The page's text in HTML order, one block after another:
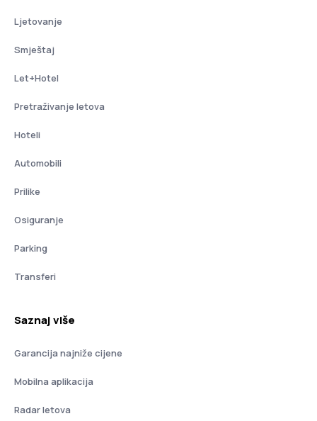
Ljetovanje
Smještaj
Let+Hotel
Pretraživanje letova
Hoteli
Automobili
Prilike
Osiguranje
Parking
Transferi
Saznaj više
Garancija najniže cijene
Mobilna aplikacija
Radar letova